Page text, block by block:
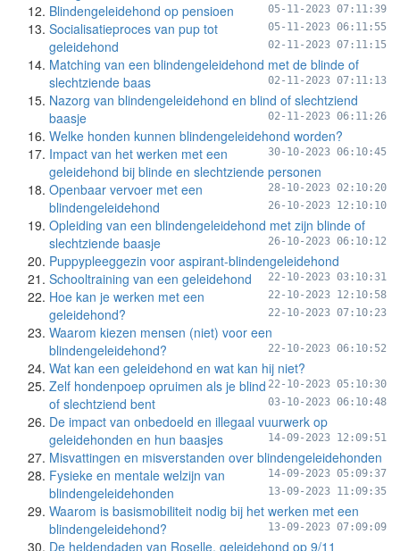
05-11-2023 07:11:39
Blindengeleidehond op pensioen
05-11-2023 06:11:55
Socialisatieproces van pup tot
geleidehond
02-11-2023 07:11:15
Matching van een blindengeleidehond met de blinde of
slechtziende baas
02-11-2023 07:11:13
Nazorg van blindengeleidehond en blind of slechtziend
baasje
02-11-2023 06:11:26
Welke honden kunnen blindengeleidehond worden?
30-10-2023 06:10:45
Impact van het werken met een
geleidehond bij blinde en slechtziende personen
28-10-2023 02:10:20
Openbaar vervoer met een
blindengeleidehond
26-10-2023 12:10:10
Opleiding van een blindengeleidehond met zijn blinde of
slechtziende baasje
26-10-2023 06:10:12
Puppypleeggezin voor aspirant-blindengeleidehond
22-10-2023 03:10:31
Schooltraining van een geleidehond
22-10-2023 12:10:58
Hoe kan je werken met een
geleidehond?
22-10-2023 07:10:23
Waarom kiezen mensen (niet) voor een
blindengeleidehond?
22-10-2023 06:10:52
Wat kan een geleidehond en wat kan hij niet?
22-10-2023 05:10:30
Zelf hondenpoep opruimen als je blind
of slechtziend bent
03-10-2023 06:10:48
De impact van onbedoeld en illegaal vuurwerk op
geleidehonden en hun baasjes
14-09-2023 12:09:51
Misvattingen en misverstanden over blindengeleidehonden
14-09-2023 05:09:37
Fysieke en mentale welzijn van
blindengeleidehonden
13-09-2023 11:09:35
Waarom is basismobiliteit nodig bij het werken met een
blindengeleidehond?
13-09-2023 07:09:09
De heldendaden van Roselle, geleidehond op 9/11